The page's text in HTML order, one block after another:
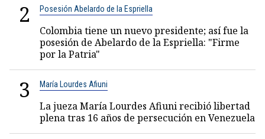
2 Posesión Abelardo de la Espriella
Colombia tiene un nuevo presidente; así fue la
posesión de Abelardo de la Espriella: "Firme
por la Patria"
3 María Lourdes Afiuni
La jueza María Lourdes Afiuni recibió libertad
plena tras 16 años de persecución en Venezuela